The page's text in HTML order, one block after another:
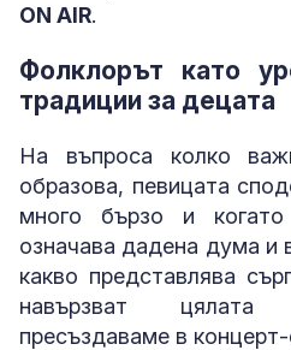
ON AIR.
Фолклорът като
традиции за децата
На въпроса колко
образова, певицата
много бързо и
означава дадена дума и
какво представлява
навързват цялата
пресъздаваме в